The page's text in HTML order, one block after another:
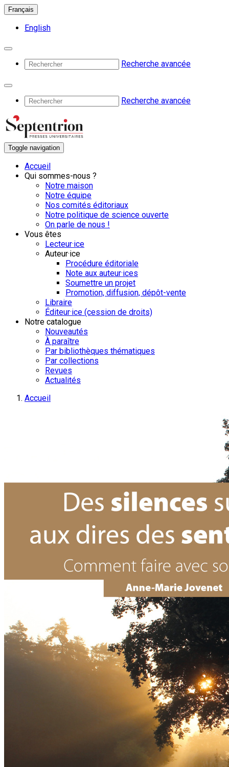
Français
English
Recherche avancée
Recherche avancée
Toggle navigation
Accueil
Qui sommes-nous ?
Notre maison
Notre équipe
Nos comités éditoriaux
Notre politique de science ouverte
On parle de nous !
Vous êtes
Lecteur·ice
Auteur·ice
Procédure éditoriale
Note aux auteur·ices
Soumettre un projet
Promotion, diffusion, dépôt-vente
Libraire
Éditeur·ice (cession de droits)
Notre catalogue
Nouveautés
À paraître
Par bibliothèques thématiques
Par collections
Revues
Actualités
Accueil